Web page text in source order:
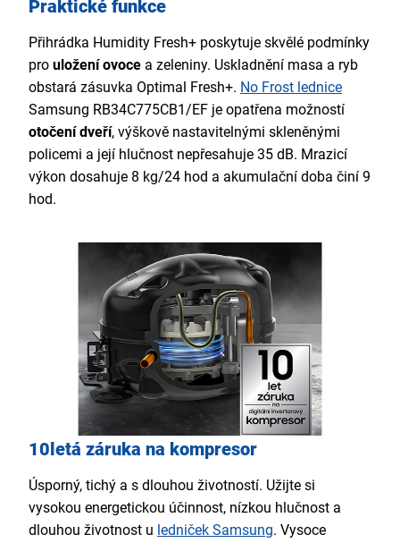
Praktické funkce
Přihrádka Humidity Fresh+ poskytuje skvělé podmínky
pro uložení ovoce a zeleniny. Uskladnění masa a ryb
obstará zásuvka Optimal Fresh+. No Frost lednice
Samsung RB34C775CB1/EF je opatřena možností
otočení dveří, výškově nastavitelnými skleněnými
policemi a její hlučnost nepřesahuje 35 dB. Mrazicí
výkon dosahuje 8 kg/24 hod a akumulační doba činí 9
hod.
10letá záruka na kompresor
Úsporný, tichý a s dlouhou životností. Užijte si
vysokou energetickou účinnost, nízkou hlučnost a
dlouhou životnost u ledniček Samsung. Vysoce